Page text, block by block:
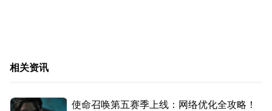
相关资讯
使命召唤第五赛季上线：网络优化全攻略！